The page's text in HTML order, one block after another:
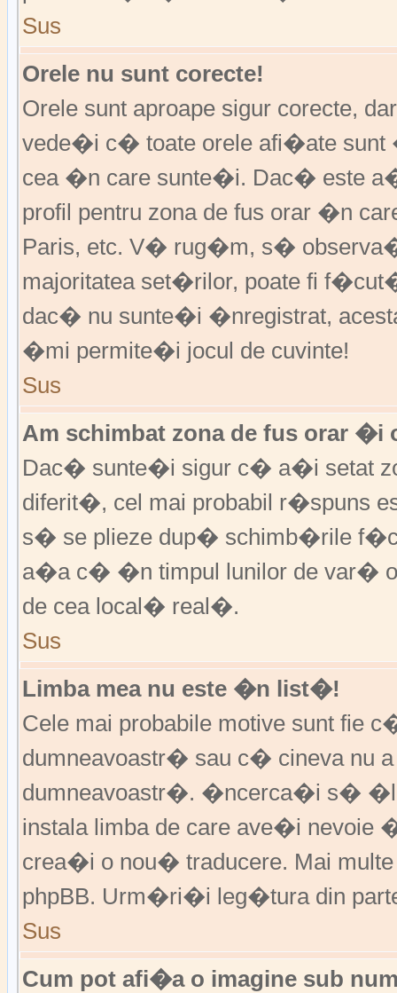
Sus
Orele nu sunt corecte!
Orele sunt aproape sigur corecte,
vede�i c� toate orele afi�ate
cea �n care sunte�i. Dac� este
profil pentru zona de fus orar �n
Paris, etc. V� rug�m, s�
majoritatea set�rilor, poate fi
dac� nu sunte�i �nregistrat,
�mi permite�i jocul de cuvinte!
Sus
Am schimbat zona de fus orar �i
Dac� sunte�i sigur c� a�i setat
diferit�, cel mai probabil r�spuns
s� se plieze dup� schimb�rile
a�a c� �n timpul lunilor de var�
de cea local� real�.
Sus
Limba mea nu este �n list�!
Cele mai probabile motive sunt fie
dumneavoastr� sau c� cineva nu
dumneavoastr�. �ncerca�i s� �l
instala limba de care ave�i
crea�i o nou� traducere. Mai
phpBB. Urm�ri�i leg�tura din
Sus
Cum pot afi�a o imagine sub